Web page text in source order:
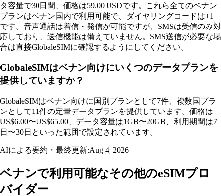
タ容量で30日間、価格は59.00 USDです。これら全てのベナン
プランはベナン国内で利用可能で、ダイヤリングコードは+1
です。音声通話は着信・発信が可能ですが、SMSは受信のみ対
応しており、送信機能は備えていません。SMS送信が必要な場
合は直接GlobaleSIMに確認するようにしてください。
GlobaleSIMはベナン向けにいくつのデータプランを
提供していますか？
GlobaleSIMはベナン向けに国別プランとして7件、複数国プラ
ンとして11件の定量データプランを提供しています。価格は
US$6.00〜US$65.00、データ容量は1GB〜20GB、利用期間は7
日〜30日といった範囲で設定されています。
AIによる要約・最終更新:Aug 4, 2026
ベナンで利用可能なその他のeSIMプロ
バイダー